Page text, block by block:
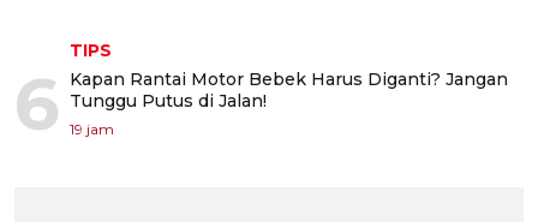
6
TIPS
Kapan Rantai Motor Bebek Harus Diganti? Jangan
Tunggu Putus di Jalan!
19 jam